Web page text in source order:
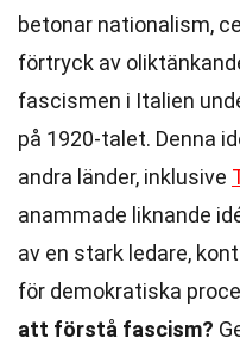
betonar nationalism,
förtryck av
fascismen i Italien
på 1920-talet. Denna
andra länder, inklusive
anammade liknande
av en stark ledare,
för demokratiska
att förstå fascism?